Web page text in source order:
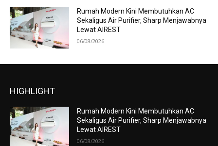
Rumah Modern Kini Membutuhkan AC
Sekaligus Air Purifier, Sharp Menjawabnya
Lewat AIREST
06/08/2026
HIGHLIGHT
Rumah Modern Kini Membutuhkan AC
Sekaligus Air Purifier, Sharp Menjawabnya
Lewat AIREST
06/08/2026